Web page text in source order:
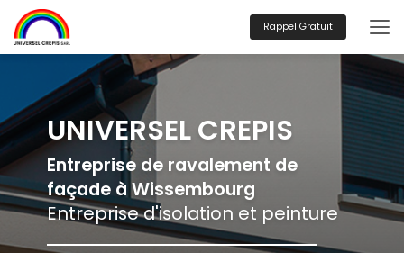
au
contenu
principal
Rappel Gratuit
UNIVERSEL CREPIS
Entreprise de ravalement de
façade à Wissembourg
Entreprise d'isolation et peinture